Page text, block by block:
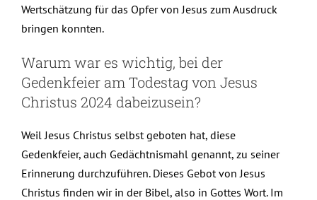
Wertschätzung für das Opfer von Jesus zum Ausdruck
bringen konnten.
Warum war es wichtig, bei der
Gedenkfeier am Todestag von Jesus
Christus 2024 dabeizusein?
Weil Jesus Christus selbst geboten hat, diese
Gedenkfeier, auch Gedächtnismahl genannt, zu seiner
Erinnerung durchzuführen. Dieses Gebot von Jesus
Christus finden wir in der Bibel, also in Gottes Wort. Im